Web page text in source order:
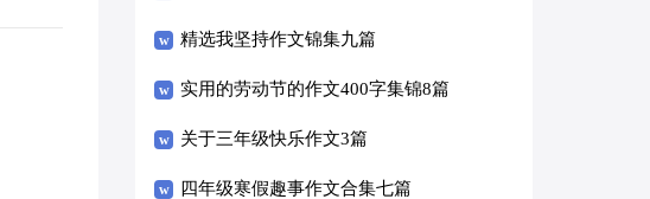
精选我坚持作文锦集九篇
实用的劳动节的作文400字集锦8篇
关于三年级快乐作文3篇
四年级寒假趣事作文合集七篇